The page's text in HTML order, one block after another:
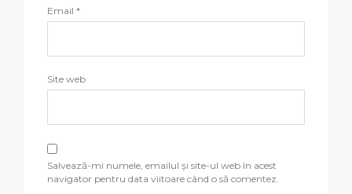
Email *
Site web
Salvează-mi numele, emailul și site-ul web în acest
navigator pentru data viitoare când o să comentez.